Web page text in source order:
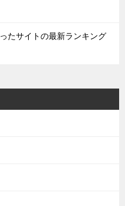
たサイトの最新ランキング